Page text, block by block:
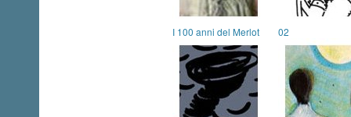
I 100 anni del Merlot 02